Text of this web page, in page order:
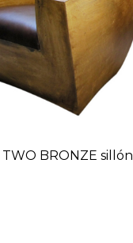
TWO BRONZE sillón